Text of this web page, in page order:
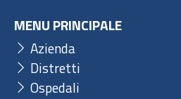
MENU PRINCIPALE
Azienda
Distretti
Ospedali